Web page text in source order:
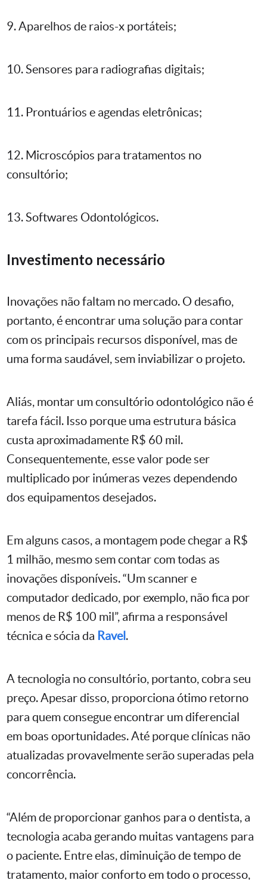
9. Aparelhos de raios-x portáteis;
10. Sensores para radiografias digitais;
11. Prontuários e agendas eletrônicas;
12. Microscópios para tratamentos no
consultório;
13. Softwares Odontológicos.
Investimento necessário
Inovações não faltam no mercado. O desafio,
portanto, é encontrar uma solução para contar
com os principais recursos disponível, mas de
uma forma saudável, sem inviabilizar o projeto.
Aliás, montar um consultório odontológico não é
tarefa fácil. Isso porque uma estrutura básica
custa aproximadamente R$ 60 mil.
Consequentemente, esse valor pode ser
multiplicado por inúmeras vezes dependendo
dos equipamentos desejados.
Em alguns casos, a montagem pode chegar a R$
1 milhão, mesmo sem contar com todas as
inovações disponíveis. “Um scanner e
computador dedicado, por exemplo, não fica por
menos de R$ 100 mil”, afirma a responsável
técnica e sócia da Ravel .
A tecnologia no consultório, portanto, cobra seu
preço. Apesar disso, proporciona ótimo retorno
para quem consegue encontrar um diferencial
em boas oportunidades. Até porque clínicas não
atualizadas provavelmente serão superadas pela
concorrência.
“Além de proporcionar ganhos para o dentista, a
tecnologia acaba gerando muitas vantagens para
o paciente. Entre elas, diminuição de tempo de
tratamento, maior conforto em todo o processo,